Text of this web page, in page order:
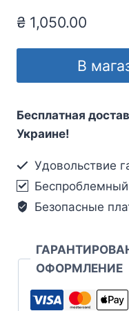
₴ 1,050.00
В
Бесплатная
Украине!
Удовольствие
Беспроблемный
Безопасные
ОФОРМЛЕНИЕ